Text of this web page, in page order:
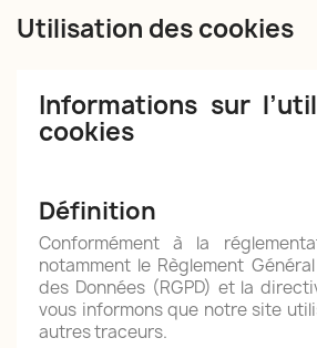
Utilisation des cookies
Informations sur
cookies
Définition
Conformément à la
notamment le Règlement
des Données (RGPD) et la
vous informons que notre site
autres traceurs.